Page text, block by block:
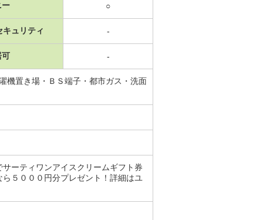
ー ○
キュリティ -
可 -
機置き場・ＢＳ端子・都市ガス・洗面
ーティワンアイスクリームギフト券
５０００円分プレゼント！詳細はユ